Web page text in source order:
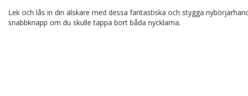
Lek och lås in din älskare med dessa fantastiska och stygga
snabbknapp om du skulle tappa bort båda nycklarna.